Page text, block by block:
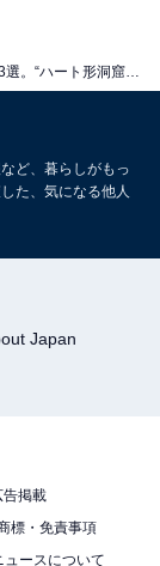
南国リゾート
グルメ。高速
ど、暮らしがもっ
た、気になる他人
Japan
告掲載
標・免責事項
ュースについて